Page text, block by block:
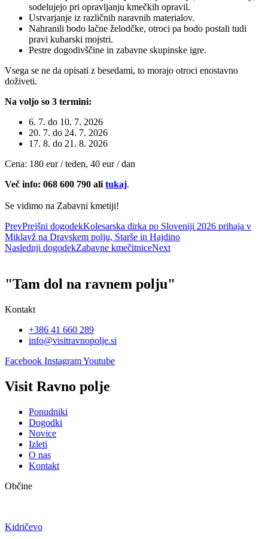
sodelujejo pri opravljanju kmečkih opravil.
Ustvarjanje iz različnih naravnih materialov.
Nahranili bodo lačne želodčke, otroci pa bodo postali tudi
pravi kuharski mojstri.
Pestre dogodivščine in zabavne skupinske igre.
Vsega se ne da opisati z besedami, to morajo otroci enostavno
doživeti.
Na voljo so 3 termini:
6. 7. do 10. 7. 2026
20. 7. do 24. 7. 2026
17. 8. do 21. 8. 2026
Cena: 180 eur / teden, 40 eur / dan
Več info: 068 600 790 ali tukaj.
Se vidimo na Zabavni kmetiji!
PrevPrejšni dogodekKolesarska dirka po Sloveniji 2026 prihaja v
Miklavž na Dravskem polju, Starše in Hajdino
Naslednji dogodekZabavne kmečitniceNext
"Tam dol na ravnem polju"
Kontakt
+386 41 660 289
info@visitravnopolje.si
Facebook InstagramYoutube
Visit Ravno polje
Ponudniki
Dogodki
Novice
Izleti
O nas
Kontakt
Občine
Kidričevo